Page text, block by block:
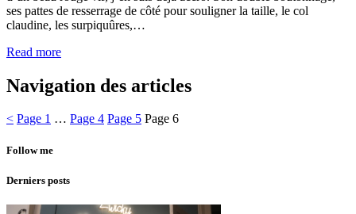
ses pattes de resserrage de côté pour souligner la taille, le col
claudine, les surpiquûres,…
Read more
Navigation des articles
< Page 1 … Page 4 Page 5 Page 6
Follow me
Derniers posts